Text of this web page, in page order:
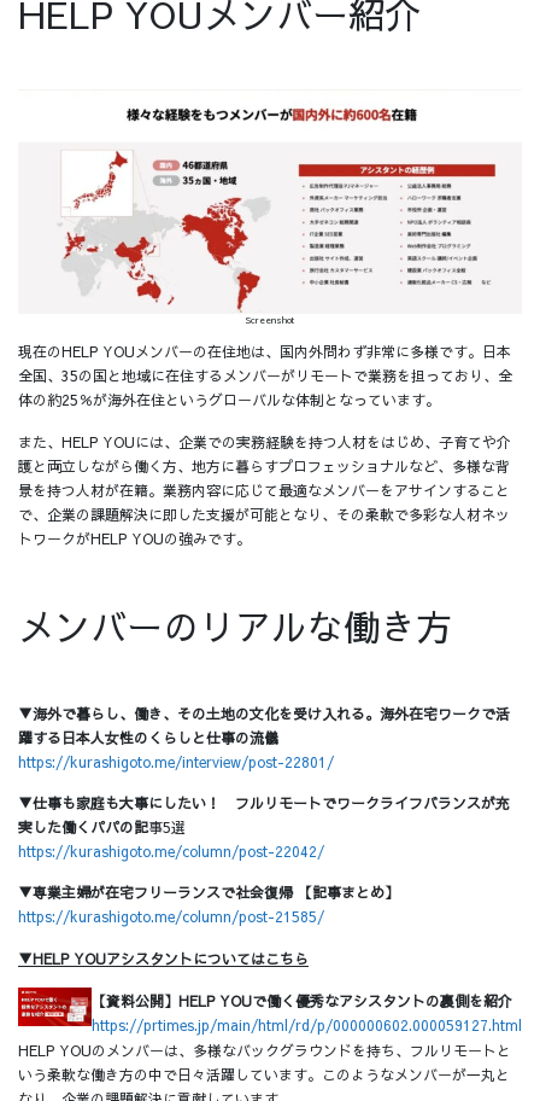
HELP YOUメンバー紹介
Screenshot
現在のHELP YOUメンバーの在住地は、国内外問わず非常に多様です。日本
全国、35の国と地域に在住するメンバーがリモートで業務を担っており、全
体の約25％が海外在住というグローバルな体制となっています。
また、HELP YOUには、企業での実務経験を持つ人材をはじめ、子育てや介
護と両立しながら働く方、地方に暮らすプロフェッショナルなど、多様な背
景を持つ人材が在籍。業務内容に応じて最適なメンバーをアサインすること
で、企業の課題解決に即した支援が可能となり、その柔軟で多彩な人材ネッ
トワークがHELP YOUの強みです。
メンバーのリアルな働き方
▼海外で暮らし、働き、その土地の文化を受け入れる。海外在宅ワークで活
躍する日本人女性のくらしと仕事の流儀
https://kurashigoto.me/interview/post-22801/
▼仕事も家庭も大事にしたい！ フルリモートでワークライフバランスが充
実した働くパパの記事5選
https://kurashigoto.me/column/post-22042/
▼専業主婦が在宅フリーランスで社会復帰 【記事まとめ】
https://kurashigoto.me/column/post-21585/
▼HELP YOUアシスタントについてはこちら
【資料公開】HELP YOUで働く優秀なアシスタントの裏側を紹介
https://prtimes.jp/main/html/rd/p/000000602.000059127.html
HELP YOUのメンバーは、多様なバックグラウンドを持ち、フルリモートと
いう柔軟な働き方の中で日々活躍しています。このようなメンバーが一丸と